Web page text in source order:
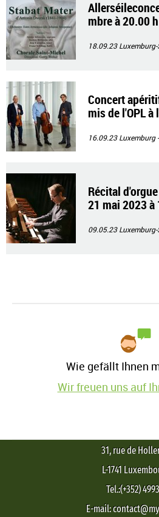
mbre à 20.00
18.09.23
Concert
mis de l'OPL
16.09.23Luxemburg
Récital
21 mai 2023 à
09.05.23
Wie gefällt Ihnen
Wir freuen uns auf
31, rue de
L-1741
Tel.:(+352)
E-mail: